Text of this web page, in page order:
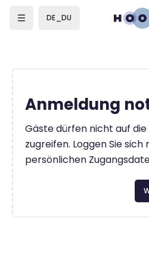
DE_DU
Anmeldung
Gäste dürfen nicht auf
zugreifen. Loggen Sie sich
persönlichen